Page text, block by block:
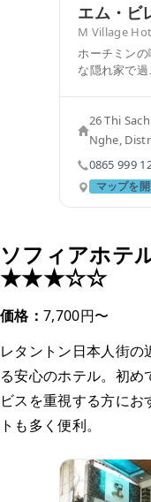
エム・ビ
M Village
ホーチミン
な隠れ家で
26 Thi
Nghe,
0865 999
マップを開
ソフィアホテ
★★★☆☆
価格： 7,700円〜
レタントン日本人街
る安心のホテル。初
ビスを重視する方に
トも多く便利。